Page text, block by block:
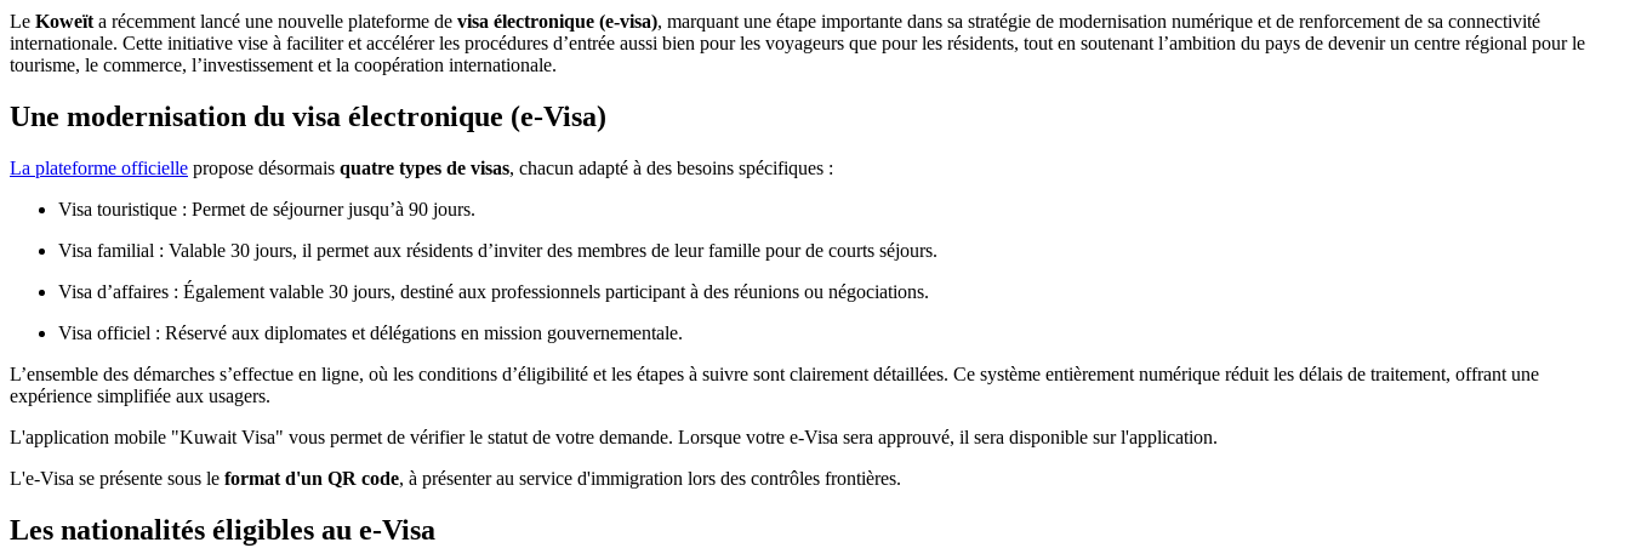
Le Koweïta récemment lancé une nouvelle plateforme de visa électronique (e-visa), marquant une étape importante dans sa stratégie de modernisation numérique et de renforcement de sa connectivité
internationale. Cette initiative vise à faciliter et accélérer les procédures d’entrée aussi bien pour les voyageurs que pour les résidents, tout en soutenant l’ambition du pays de devenir un centre régional pour le
tourisme, le commerce, l’investissement et la coopération internationale.
Une modernisation du visa électronique (e-Visa)
La plateforme officielle propose désormais quatre types de visas, chacun adapté à des besoins spécifiques :
Visa touristique : Permet de séjourner jusqu’à 90 jours.
Visa familial : Valable 30 jours, il permet aux résidents d’inviter des membres de leur famille pour de courts séjours.
Visa d’affaires : Également valable 30 jours, destiné aux professionnels participant à des réunions ou négociations.
Visa officiel : Réservé aux diplomates et délégations en mission gouvernementale.
L’ensemble des démarches s’effectue en ligne, où les conditions d’éligibilité et les étapes à suivre sont clairement détaillées. Ce système entièrement numérique réduit les délais de traitement, offrant une
expérience simplifiée aux usagers.
L'application mobile "Kuwait Visa" vous permet de vérifier le statut de votre demande. Lorsque votre e-Visa sera approuvé, il sera disponible sur l'application.
L'e-Visa se présente sous le format d'un QR code, à présenter au service d'immigration lors des contrôles frontières.
Les nationalités éligibles au e-Visa